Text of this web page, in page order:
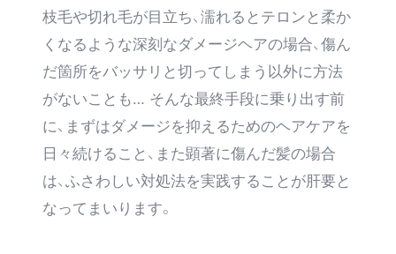
枝毛や切れ毛が目立ち、濡れるとテロンと柔か
くなるような深刻なダメージヘアの場合、傷ん
だ箇所をバッサリと切ってしまう以外に方法
がないことも… そんな最終手段に乗り出す前
に、まずはダメージを抑えるためのヘアケアを
日々続けること、また顕著に傷んだ髪の場合
は、ふさわしい対処法を実践することが肝要と
なってまいります。